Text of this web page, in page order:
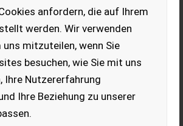
anfordern, die auf Ihrem
werden. Wir verwenden
uns mitzuteilen, wenn Sie
besuchen, wie Sie mit uns
Ihre Nutzererfahrung
Ihre Beziehung zu unserer
4-Zylinder-Dieselmotor Kubota V2403-CR-
20 % MwSt.